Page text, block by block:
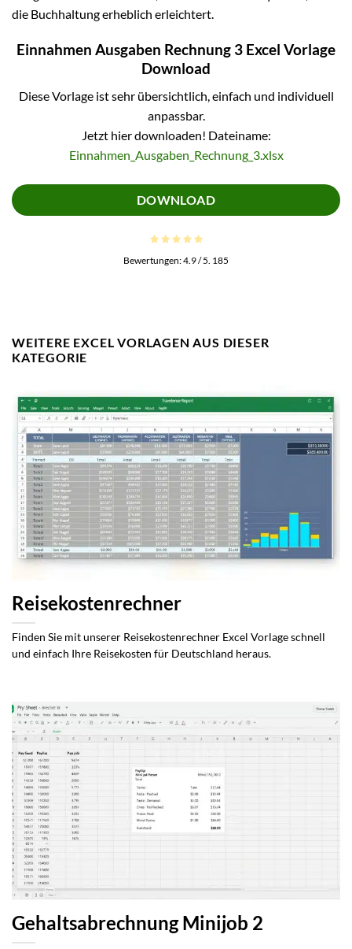
die Buchhaltung erheblich erleichtert.
Einnahmen Ausgaben Rechnung 3 Excel Vorlage
Download
Diese Vorlage ist sehr übersichtlich, einfach und individuell
anpassbar.
Jetzt hier downloaden! Dateiname:
Einnahmen_Ausgaben_Rechnung_3.xlsx
DOWNLOAD
Bewertungen:4.9/ 5. 185
WEITERE EXCEL VORLAGEN AUS DIESER
KATEGORIE
Reisekostenrechner
Finden Sie mit unserer Reisekostenrechner Excel Vorlage schnell
und einfach Ihre Reisekosten für Deutschland heraus.
Gehaltsabrechnung Minijob 2